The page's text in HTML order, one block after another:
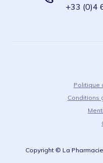
+33 (0)4
Politique
Conditions
Copyright © La